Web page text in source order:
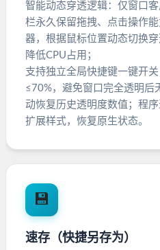
智能动态穿透逻辑：仅窗口
栏永久保留拖拽、点击操作
器，根据鼠标位置动态切换
降低CPU占用；
支持独立全局快捷键一键开
≤70%，避免窗口完全透明后
动恢复历史透明度数值；程
扩展样式，恢复原生状态。
💾
速存（快捷另存为）